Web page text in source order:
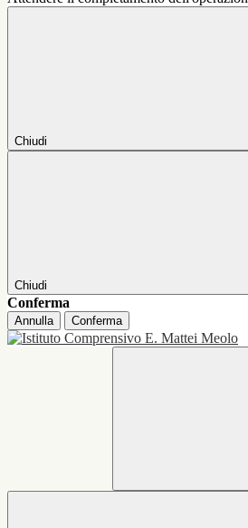
Chiudi
Chiudi
Conferma
Annulla Conferma